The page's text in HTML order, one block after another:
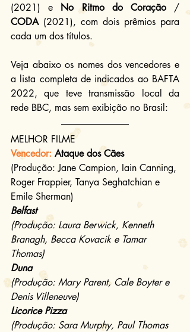
(2021) e No Ritmo do Coração
CODA (2021), com dois prêmios para
cada um dos títulos.
Veja abaixo os nomes dos vencedores e
a lista completa de indicados ao BAFTA
2022, que teve transmissão local da
rede BBC, mas sem exibição no Brasil:
MELHOR FILME
Vencedor: Ataque dos Cães
(Produção: Jane Campion, Iain Canning,
Roger Frappier, Tanya Seghatchian e
Emile Sherman)
Belfast
(Produção: Laura Berwick, Kenneth
Branagh, Becca Kovacik e Tamar
Thomas)
Duna
(Produção: Mary Parent, Cale Boyter e
Denis Villeneuve)
Licorice Pizza
(Produção: Sara Murphy, Paul Thomas